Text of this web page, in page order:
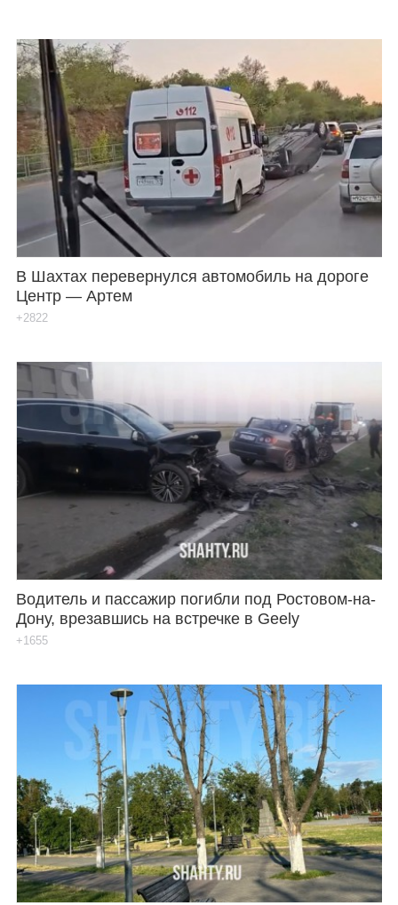
В Шахтах перевернулся автомобиль на дороге
Центр — Артем
+2822
Водитель и пассажир погибли под Ростовом-на-
Дону, врезавшись на встречке в Geely
+1655